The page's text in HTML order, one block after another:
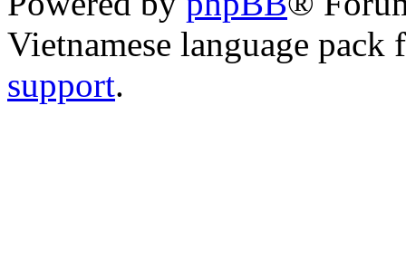
Vietnamese language
support.